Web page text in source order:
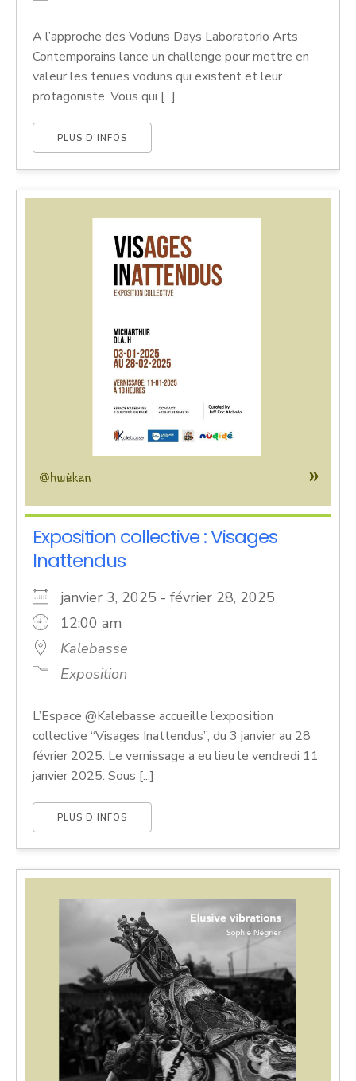
A l’approche des Voduns Days Laboratorio Arts
Contemporains lance un challenge pour mettre en
valeur les tenues voduns qui existent et leur
protagoniste. Vous qui [...]
PLUS D’INFOS
Exposition collective : Visages
Inattendus
janvier 3, 2025 - février 28, 2025
12:00 am
Kalebasse
Exposition
L’Espace @Kalebasse accueille l’exposition
collective “Visages Inattendus”, du 3 janvier au 28
février 2025. Le vernissage a eu lieu le vendredi 11
janvier 2025. Sous [...]
PLUS D’INFOS